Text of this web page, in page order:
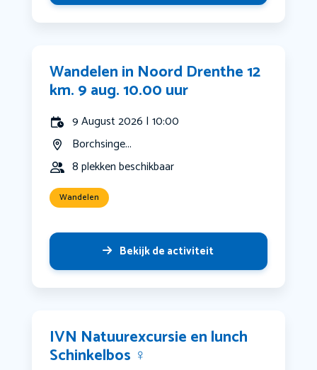
Wandelen in Noord Drenthe 12
km. 9 aug. 10.00 uur
9 August 2026 | 10:00
Borchsinge...
8 plekken beschikbaar
Wandelen
Bekijk de activiteit
IVN Natuurexcursie en lunch
Schinkelbos ‍♀️